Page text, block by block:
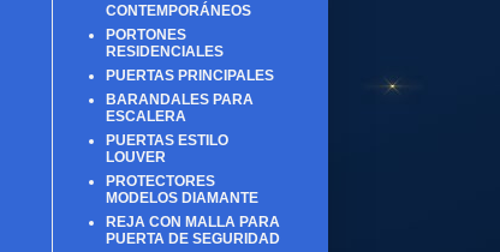
CONTEMPORÁNEOS
PORTONES
RESIDENCIALES
PUERTAS PRINCIPALES
BARANDALES PARA
ESCALERA
PUERTAS ESTILO
LOUVER
PROTECTORES
MODELOS DIAMANTE
REJA CON MALLA PARA
PUERTA DE SEGURIDAD